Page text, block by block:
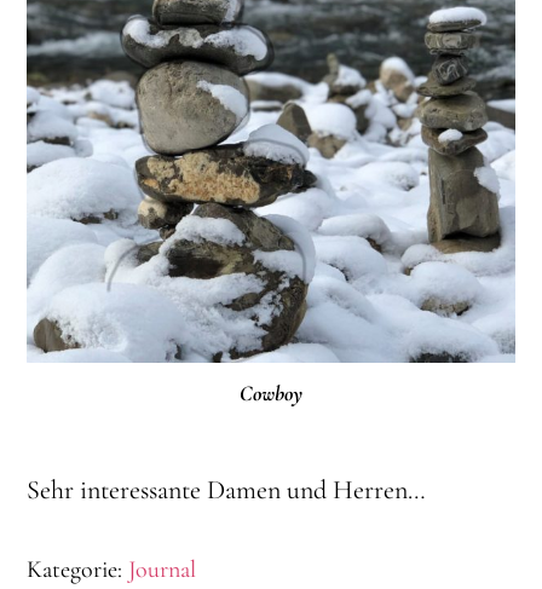
Cowboy
Sehr interessante Damen und Herren…
Kategorie: Journal